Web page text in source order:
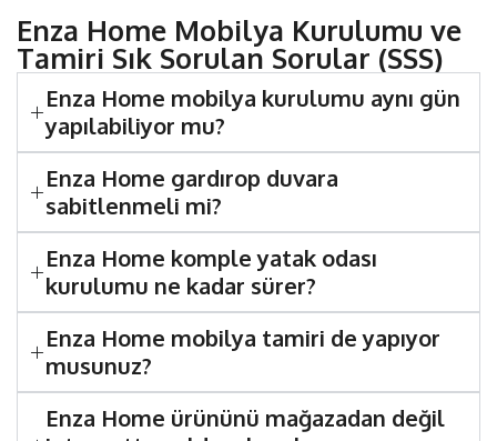
Enza Home Mobilya Kurulumu ve
Tamiri Sık Sorulan Sorular (SSS)
Enza Home mobilya kurulumu aynı gün
yapılabiliyor mu?
Enza Home gardırop duvara
sabitlenmeli mi?
Enza Home komple yatak odası
kurulumu ne kadar sürer?
Enza Home mobilya tamiri de yapıyor
musunuz?
Enza Home ürününü mağazadan değil